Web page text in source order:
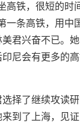
高铁，很短的时
一条高铁，用中
君兴奋不已。
尼会有更多的
择了继续攻读
到了上海，见